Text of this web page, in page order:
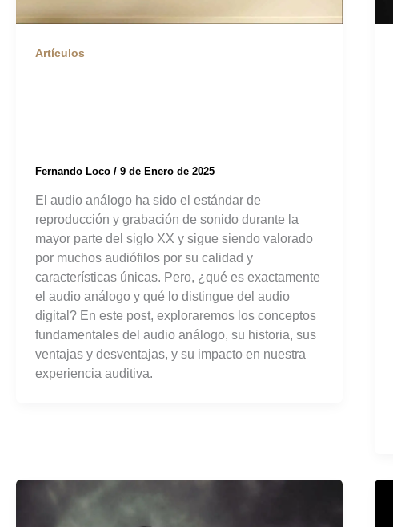
Artículos
Fernando Loco / 9 de Enero de 2025
El audio análogo ha sido el estándar de
reproducción y grabación de sonido durante la
mayor parte del siglo XX y sigue siendo valorado
por muchos audiófilos por su calidad y
características únicas. Pero, ¿qué es exactamente
el audio análogo y qué lo distingue del audio
digital? En este post, exploraremos los conceptos
fundamentales del audio análogo, su historia, sus
ventajas y desventajas, y su impacto en nuestra
experiencia auditiva.